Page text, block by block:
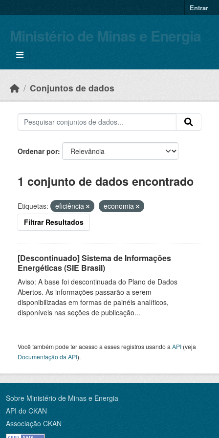
Entrar
Ministério de Minas e Energia
Conjuntos de dados
Ordenar por
1 conjunto de dados encontrado
Etiquetas: eficiência
economia
Filtrar Resultados
[Descontinuado] Sistema de Informações
Energéticas (SIE Brasil)
Aviso: A base foi descontinuada do Plano de Dados
Abertos. As informações passarão a serem
disponibilizadas em formas de painéis analíticos,
disponíveis nas seções de publicação...
Você também pode ter acesso a esses registros usando a API (veja
Documentação da API).
Sobre Ministério de Minas e Energia
API do CKAN
Associação CKAN